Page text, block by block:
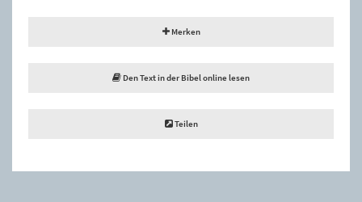
Merken
Den Text in der Bibel online lesen
Teilen